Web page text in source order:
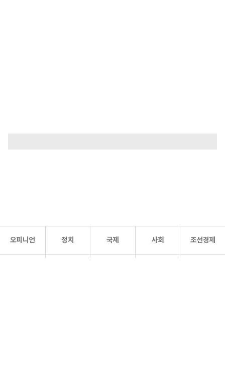
오피니언 정치 국제 사회 조선경제